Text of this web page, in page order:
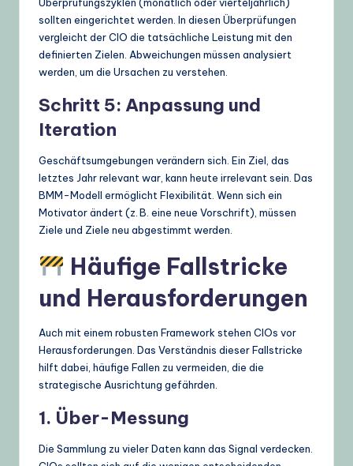
sollten eingerichtet werden. In diesen Überprüfungen
vergleicht der CIO die tatsächliche Leistung mit den
definierten Zielen. Abweichungen müssen analysiert
werden, um die Ursachen zu verstehen.
Schritt 5: Anpassung und
Iteration
Geschäftsumgebungen verändern sich. Ein Ziel, das
letztes Jahr relevant war, kann heute irrelevant sein. Das
BMM-Modell ermöglicht Flexibilität. Wenn sich ein
Motivator ändert (z. B. eine neue Vorschrift), müssen
Ziele und Ziele neu abgestimmt werden.
Häufige Fallstricke
und Herausforderungen
Auch mit einem robusten Framework stehen CIOs vor
Herausforderungen. Das Verständnis dieser Fallstricke
hilft dabei, häufige Fallen zu vermeiden, die die
strategische Ausrichtung gefährden.
1. Über-Messung
Die Sammlung zu vieler Daten kann das Signal verdecken.